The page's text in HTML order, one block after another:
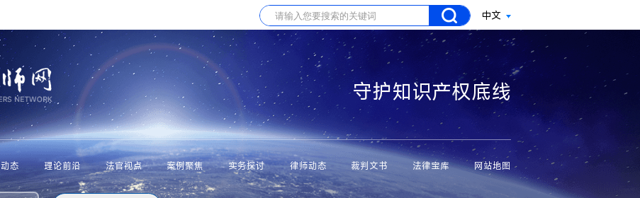
中文
守护知识产权底线
态 理论前沿 法官视点 案例聚焦 实务探讨 律师动态 裁判文书 法律宝库 网站地图